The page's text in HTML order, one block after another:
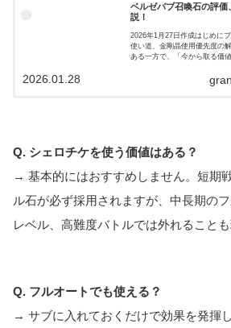
ベルゼバブ召喚石の評
説！
2026年1月27日作成はじめに
使い道、金剛晶使用優先度の
ある一方で、「今から取る価
2026.01.28
Q. シェロチケを使う価値はある？
→ 基本的にはおすすめしません。短期
ル石が必ず採用されますが、中長期の
レベル、高難度バトルでは外れることも
Q. フルオートでも使える？
→ サブに入れておくだけで効果を発揮し